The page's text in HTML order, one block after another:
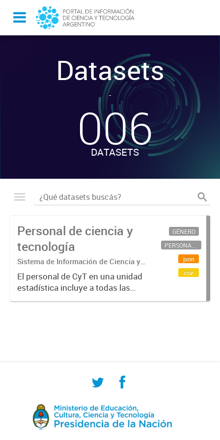
Datasets
-
006
DATASETS
Personal de ciencia y
tecnología
Sistema de Información de Ciencia y
Tecnología Argentino (SICYTAR)
El personal de CyT en una unidad
estadística incluye a todas las
personas involucradas
GÉNERO
PERSONAL CIENTÍFICO-TECNOLÓGICO
json
csv